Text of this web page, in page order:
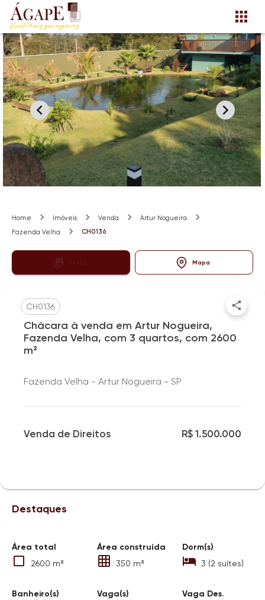
Home Imóveis Venda
Artur Nogueira
Fazenda Velha
CH0136
Mapa
CH0136
Chácara à venda em Artur Nogueira,
Fazenda Velha, com 3 quartos, com 2600
m²
Fazenda Velha - Artur Nogueira - SP
Venda de Direitos R$ 1.500.000
Destaques
Área total
2600 m²
Área construída
350 m²
Dorm(s)
3 (2 suítes)
Banheiro(s) Vaga(s) Vaga Des.